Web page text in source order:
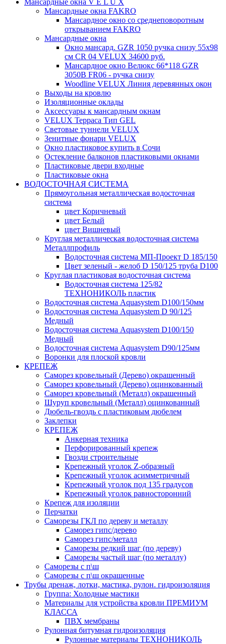
Мансардные окна V E L U X
Мансардные окна FAKRO
Мансардное окно со среднеповоротным
открыванием FAKRO
Мансардные окна
Окно мансард. GZR 1050 ручка снизу 55х98
см CR 04 VELUX 34600 руб.
Мансардное окно Велюкс 66*118 GZR
3050B FR06 - ручка снизу
Woodline VELUX Линия деревянных окон
Выходы на кровлю
Изоляционные оклады
Аксессуары к мансардным окнам
VELUX Терраса Тип GEL
Световые туннели VELUX
Зенитные фонари VELUX
Окно пластиковое купить в Сочи
Остекление балконов пластиковыми окнами
Пластиковые двери входные
Пластиковые окна
ВОДОСТОЧНАЯ СИСТЕМА
Прямоугольная металлическая водосточная
система
цвет Коричневый
цвет Белый
цвет Вишневый
Круглая металлическая водосточная система
Металлпрофиль
Водосточная система МП-Проект D 185/150
Цвет зеленый - желоб D 150/125 труба D100
Круглая пластиковая водосточная система
Водосточная система 125/82
ТЕХНОНИКОЛЬ пластик
Водосточная система Aquasystem D100/150мм
Водосточная система Aquasystem D 90/125
Медный
Водосточная система Aquasystem D100/150
Медный
Водосточная система Aquasystem D90/125мм
Воронки для плоской кровли
КРЕПЕЖ
Саморез кровельный (Дерево) окрашенный
Саморез кровельный (Дерево) оцинкованный
Саморез кровельный (Металл) окрашенный
Шуруп кровельный (Металл) оцинкованный
Дюбель-гвоздь с пластиковым дюбелем
Заклепки
КРЕПЕЖ
Анкерная техника
Перфорированный крепеж
Гвозди строительные
Крепежный уголок Z-образный
Крепежный уголок асимметричный
Крепежный уголок под 135 градусов
Крепежный уголок равносторонний
Крепеж для изоляции
Перчатки
Саморезы ГКЛ по дереву и металлу
Саморез гипс/дерево
Саморез гипс/металл
Саморезы редкий шаг (по дереву)
Саморезы частый шаг (по металлу)
Саморезы с п\ш
Саморезы с п\ш окрашенные
Трубы дренаж, лотки, мастика, рулон. гидроизоляция
Группа: Холодные мастики
Материалы для устройства кровли ПРЕМИУМ
КЛАССА
ПВХ мембраны
Рулонная битумная гидроизоляция
Рулонные материалы ТЕХНОНИКОЛЬ